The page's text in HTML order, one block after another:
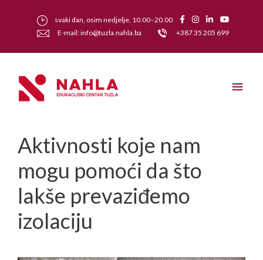
svaki dan, osim nedjelje, 10.00–20.00
E-mail: info@tuzla.nahla.ba
+387 35 205 699
Aktivnosti koje nam
mogu pomoći da što
lakše prevaziđemo
izolaciju